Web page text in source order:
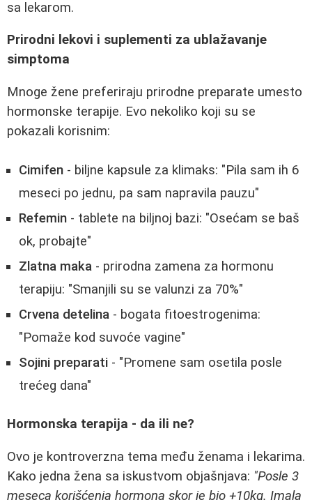
sa lekarom.
Prirodni lekovi i suplementi za ublažavanje
simptoma
Mnoge žene preferiraju prirodne preparate umesto
hormonske terapije. Evo nekoliko koji su se
pokazali korisnim:
Cimifen - biljne kapsule za klimaks: "Pila sam ih 6
meseci po jednu, pa sam napravila pauzu"
Refemin - tablete na biljnoj bazi: "Osećam se baš
ok, probajte"
Zlatna maka - prirodna zamena za hormonu
terapiju: "Smanjili su se valunzi za 70%"
Crvena detelina - bogata fitoestrogenima:
"Pomaže kod suvoće vagine"
Sojini preparati - "Promene sam osetila posle
trećeg dana"
Hormonska terapija - da ili ne?
Ovo je kontroverzna tema među ženama i lekarima.
Kako jedna žena sa iskustvom objašnjava: "Posle 3
meseca korišćenja hormona skor je bio +10kg. Imala